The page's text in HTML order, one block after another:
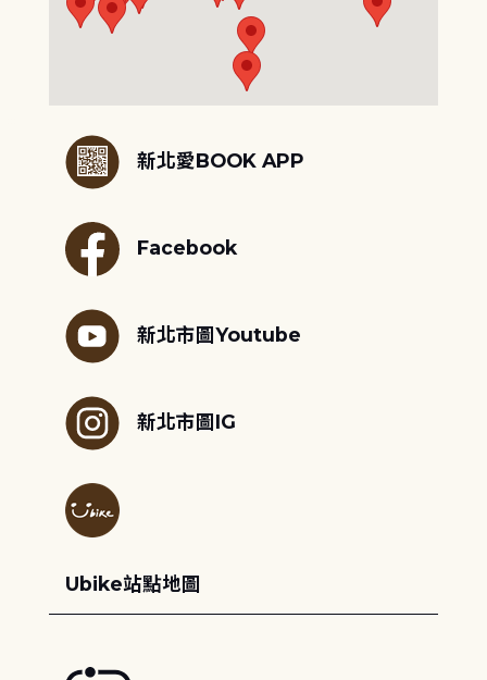
新北愛BOOK APP
Facebook
新北市圖Youtube
新北市圖IG
Ubike站點地圖